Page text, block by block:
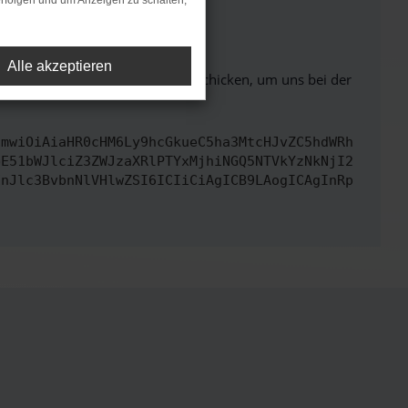
unterstützt werden.
Du kannst uns diesen Text schicken, um uns bei der
Alle akzeptieren